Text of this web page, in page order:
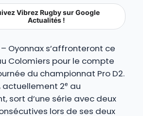
Vibrez Rugby sur Google
Actualités !
Oyonnax s’affronteront ce
Colomiers pour le compte
du championnat Pro D2.
actuellement 2ᵉ au
sort d’une série avec deux
lors de ses deux